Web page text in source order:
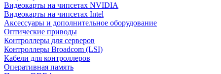
Видеокарты на чипсетах NVIDIA
Видеокарты на чипсетах Intel
Аксессуары и дополнительное оборудование
Оптические приводы
Контроллеры для серверов
Контроллеры Broadcom (LSI)
Кабели для контроллеров
Оперативная память